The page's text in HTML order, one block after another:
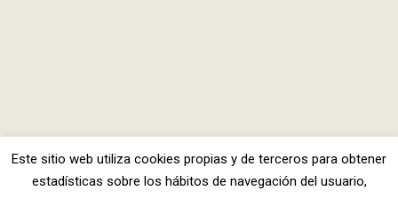
Este sitio web utiliza cookies propias y de terceros para obtener
estadísticas sobre los hábitos de navegación del usuario,